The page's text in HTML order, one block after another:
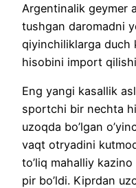
Argentinalik geymer
tushgan daromadni
qiyinchiliklarga duch
hisobini import
Eng yangi kasallik
sportchi bir nechta
uzoqda bo’lgan
vaqt otryadini
to’liq mahalliy
pir bo’ldi. Kiprdan